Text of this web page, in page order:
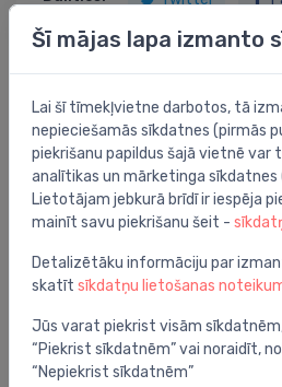
Preces apraksts
adapteris M28 MMA, Herz &
Jums varētu
Šī mājas lapa izmanto
Lai šī tīmekļvietne darbotos, tā
nepieciešamās sīkdatnes (pirmās
piekrišanu papildus šajā vietnē
analītikas un mārketinga sīkdatnes
Lietotājam jebkurā brīdī ir iespēja
mainīt savu piekrišanu šeit -
Detalizētāku informāciju par
skatīt sīkdatņu lietošanas
Jūs varat piekrist visām
“Piekrist sīkdatnēm” vai noraidīt,
“Nepiekrist sīkdatnēm”